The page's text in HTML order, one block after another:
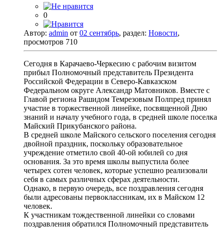
0
Автор: admin от 02 сентябрь, раздел: Новости,
просмотров 710
Сегодня в Карачаево-Черкесию с рабочим визитом
прибыл Полномочный представитель Президента
Российской Федерации в Северо-Кавказском
Федеральном округе Александр Матовников. Вместе с
Главой региона Рашидом Темрезовым Полпред принял
участие в торжественной линейке, посвященной Дню
знаний и началу учебного года, в средней школе поселка
Майский Прикубанского района.
В средней школе Майского сельского поселения сегодня
двойной праздник, поскольку образовательное
учреждение отметило свой 40-ой юбилей со дня
основания. За это время школы выпустила более
четырех сотен человек, которые успешно реализовали
себя в самых различных сферах деятельности.
Однако, в первую очередь, все поздравления сегодня
были адресованы первоклассникам, их в Майском 12
человек.
К участникам тождественной линейки со словами
поздравления обратился Полномочный представитель